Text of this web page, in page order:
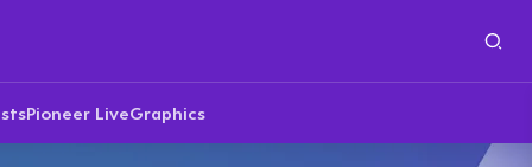
Pioneer LiveGraphics